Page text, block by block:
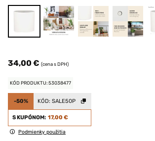
34,00 € (cena s DPH)
KÓD PRODUKTU: 53038477
-50% KÓD: SALE50P
S KUPÓNOM: 17,00 €
Podmienky použitia